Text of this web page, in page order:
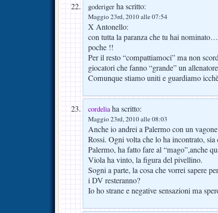
goderiger ha scritto:
Maggio 23rd, 2010 alle 07:54
X Antonello:
con tutta la paranza che tu hai
poche !!
Per il resto “compattiamoci” ma non
giocatori che fanno “grande” un
Comunque stiamo uniti e guardiamo
cordeliaha scritto:
Maggio 23rd, 2010 alle 08:03
Anche io andrei a Palermo con un
Rossi. Ogni volta che lo ha incontrato,
Palermo, ha fatto fare al “mago”,anche
Viola ha vinto, la figura del pivellino.
Sogni a parte, la cosa che vorrei sapere
i DV resteranno?
Io ho strane e negative sensazioni ma